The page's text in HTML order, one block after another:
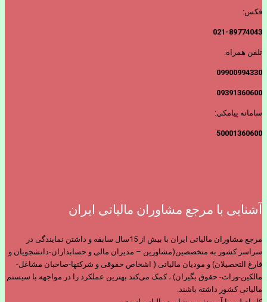
فکس:
021-89774043
تلفن همراه:
09900994330
09391360600
سامانه پیامکی:
50001360600
آشنایی با مرجع مشاوران مالیاتی ایران
مرجع مشاوران مالیاتی ایران با بیش از 15سال سابقه و داشتن نمایندگی در
سراسر کشور به متخصصین(مشاورین – مدیران مالی و حسابداران-دانشجویان و
فارغ التحصیلان) و مودیان مالیاتی ( اشخاص حقوقی و شرکتها-صاحبان مشاغل-
مالکین-وراث- حقوق بگیران) ، کمک می‌کند بهترین عملکرد را در مواجهه با سیستم
مالیاتی کشور داشته باشند.